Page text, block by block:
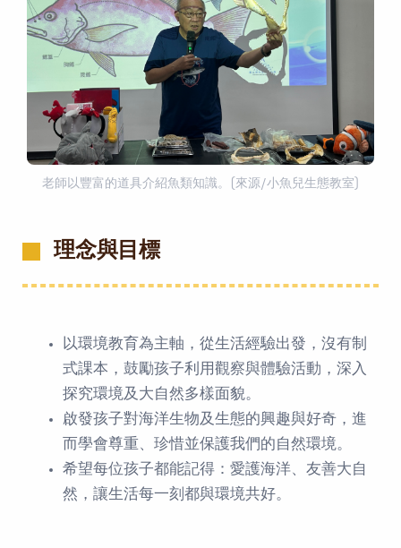
老師以豐富的道具介紹魚類知識。(來源/小魚兒生態教室)
理念與目標
以環境教育為主軸，從生活經驗出發，沒有制
式課本，鼓勵孩子利用觀察與體驗活動，深入
探究環境及大自然多樣面貌。
啟發孩子對海洋生物及生態的興趣與好奇，進
而學會尊重、珍惜並保護我們的自然環境。
希望每位孩子都能記得：愛護海洋、友善大自
然，讓生活每一刻都與環境共好。